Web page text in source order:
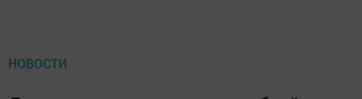
НОВОСТИ